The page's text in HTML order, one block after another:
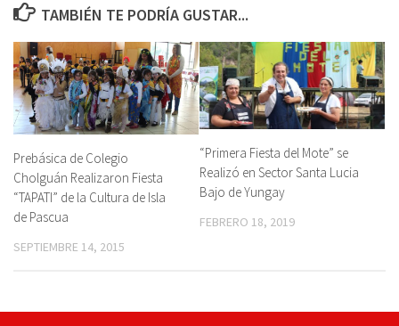
TAMBIÉN TE PODRÍA GUSTAR...
Prebásica de Colegio
Cholguán Realizaron Fiesta
“TAPATI” de la Cultura de Isla
de Pascua
SEPTIEMBRE 14, 2015
“Primera Fiesta del Mote” se
Realizó en Sector Santa Lucia
Bajo de Yungay
FEBRERO 18, 2019